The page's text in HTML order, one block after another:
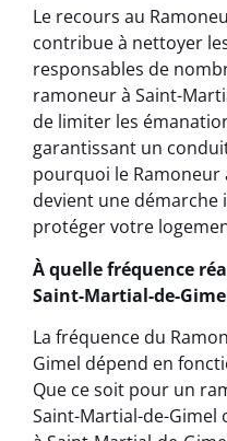
Le recours au
contribue à nettoyer
responsables de
ramoneur à Saint-
de limiter les
garantissant un
pourquoi le Ramoneur
devient une
protéger votre
À quelle fréquence
Saint-Martial-de-
La fréquence du
Gimel dépend en
Que ce soit pour un
Saint-Martial-de-